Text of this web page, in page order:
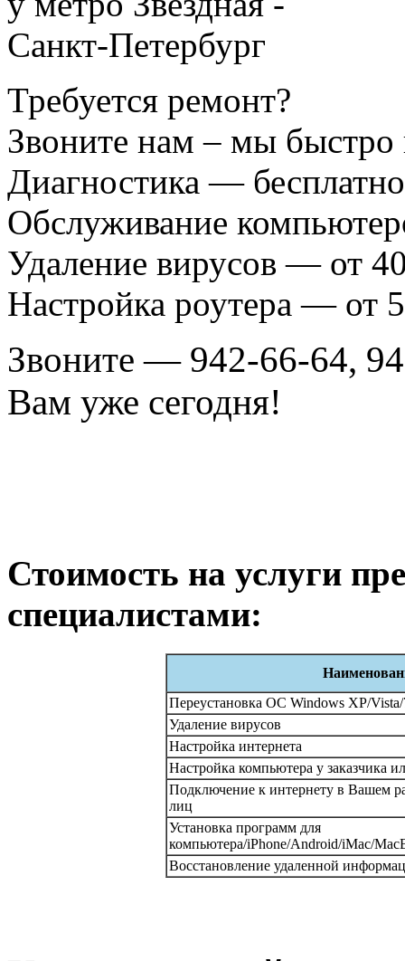
Требуется ремонт?
Звоните нам – мы
Диагностика —
Обслуживание
Удаление вирусов — от
Настройка роутера — от
Звоните — 942-66-64,
Вам уже сегодня!
Стоимость на услуги
специалистами:
Переустановка ОС Windows XP/
Удаление вирусов
Настройка интернета
Настройка компьютера у заказчика
Подключение к интернету в Вашем
лиц
Установка программ для
компьютера/iPhone/Android/iMac/
Восстановление удаленной